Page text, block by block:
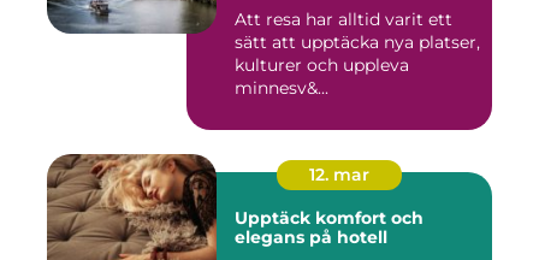
Att resa har alltid varit ett
sätt att upptäcka nya platser,
kulturer och uppleva
minnesv&...
12. mar
Upptäck komfort och
elegans på hotell